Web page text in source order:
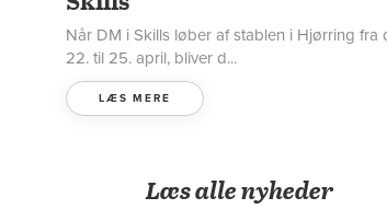
Når DM i Skills løber af stablen i Hjørring fra
22. til 25. april, bliver d...
LÆS MERE
Læs alle nyheder